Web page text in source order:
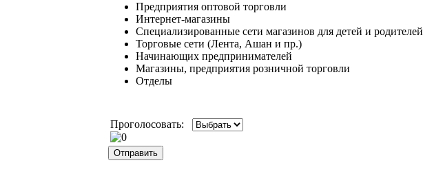
Предприятия оптовой торговли
Интернет-магазины
Специализированные сети магазинов для детей и родителей
Торговые сети (Лента, Ашан и пр.)
Начинающих предпринимателей
Магазины, предприятия розничной торговли
Отделы
Проголосовать: